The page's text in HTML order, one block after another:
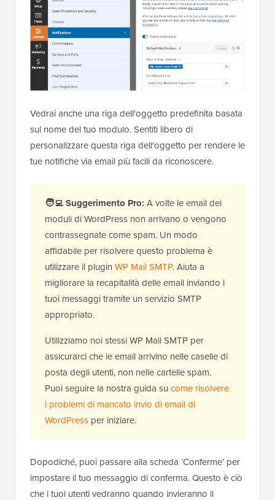
Vedrai anche una riga dell'oggetto predefinita basata
sul nome del tuo modulo. Sentiti libero di
personalizzare questa riga dell'oggetto per rendere le
tue notifiche via email più facili da riconoscere.
🧑‍💻Suggerimento Pro: A volte le email dei
moduli di WordPress non arrivano o vengono
contrassegnate come spam. Un modo
affidabile per risolvere questo problema è
utilizzare il plugin WP Mail SMTP. Aiuta a
migliorare la recapitalità delle email inviando i
tuoi messaggi tramite un servizio SMTP
appropriato.
Utilizziamo noi stessi WP Mail SMTP per
assicurarci che le email arrivino nelle caselle di
posta degli utenti, non nelle cartelle spam.
Puoi seguire la nostra guida su come risolvere
i problemi di mancato invio di email di
WordPress per iniziare.
Dopodiché, puoi passare alla scheda ‘Conferme’ per
impostare il tuo messaggio di conferma. Questo è ciò
che i tuoi utenti vedranno quando invieranno il